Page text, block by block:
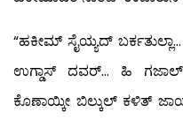
“ಹಕೀಮ್ ಸೈಯ್ಯದ್
ಉಗ್ಡಾಸ್ ದವರ್… ಹಿ
ಕೊಣಾಯ್ಕೀ ಬಿಲ್ಕುಲ್ ಕಳಿತ್